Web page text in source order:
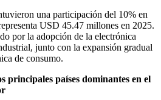
una participación del 10% en
USD 45.47 millones en 2025.
por la adopción de la electrónica
junto con la expansión gradual
de consumo.
principales países dominantes en el